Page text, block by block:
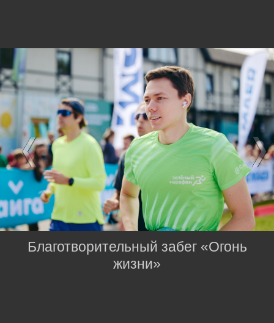
Благотворительный забег «Огонь
жизни»